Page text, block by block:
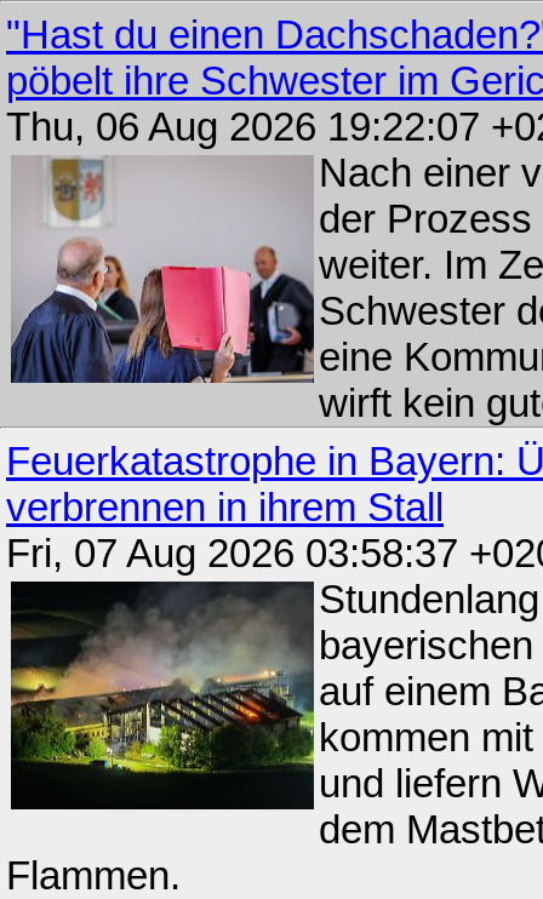
"Hast du einen
pöbelt ihre Schwester im
Thu, 06 Aug 2026 19:22:07
Nach einer
der
weiter. Im
Schwester
eine
wirft kein
Feuerkatastrophe in Bayern:
verbrennen in ihrem Stall
Fri, 07 Aug 2026 03:58:37
auf einem
kommen
und liefern
dem
Flammen.